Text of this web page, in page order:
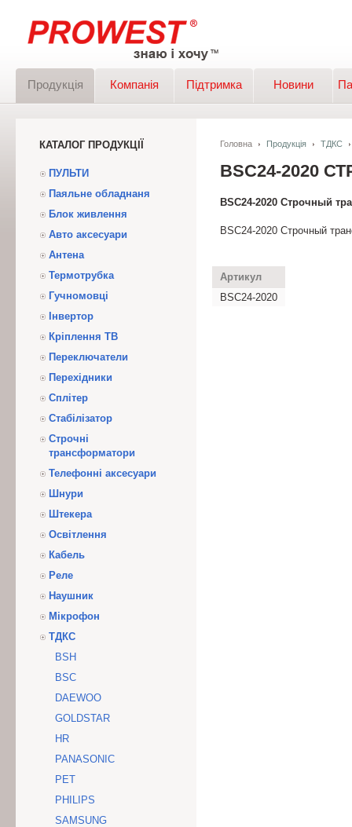
Продукція Компанія Підтримка Новини
КАТАЛОГ ПРОДУКЦІЇ
ПУЛЬТИ
Паяльне обладнаня
Блок живлення
Авто аксесуари
Антена
Термотрубка
Гучномовці
Інвертор
Кріплення ТВ
Переключатели
Перехідники
Сплітер
Стабілізатор
Строчні
трансформатори
Телефонні аксесуари
Шнури
Штекера
Освітлення
Кабель
Реле
Наушник
Мікрофон
ТДКС
BSH
BSC
DAEWOO
GOLDSTAR
HR
PANASONIC
PET
PHILIPS
SAMSUNG
Головна Продукція ТДКС
BSC24-2020
BSC24-2020 Строчный
BSC24-2020 Строчный
Артикул
BSC24-2020